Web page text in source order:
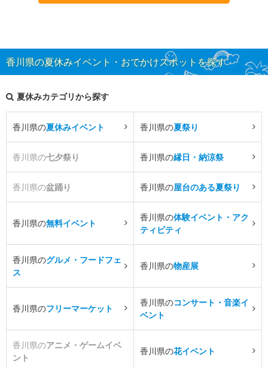
香川県の夏休みイベント・おでかけスポットを探す
夏休みカテゴリから探す
香川県の夏休みイベント 香川県の夏祭り
香川県の七夕祭り 香川県の縁日・納涼祭
香川県の盆踊り 香川県の屋台のある夏祭り
香川県の無料イベント
香川県の体験イベント・アク
ティビティ
香川県のグルメ・フードフェ
ス
香川県の物産展
香川県のフリーマーケット
香川県のコンサート・音楽イ
ベント
香川県のアニメ・ゲームイベ
ント
香川県の花イベント